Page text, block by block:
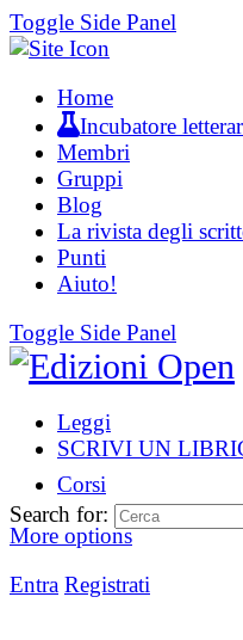
Toggle Side Panel
Home
Incubatore
Membri
Gruppi
Blog
La rivista degli
Punti
Aiuto!
Toggle Side Panel
Leggi
SCRIVI UN
Corsi
More options
Entra Registrati
Search for: